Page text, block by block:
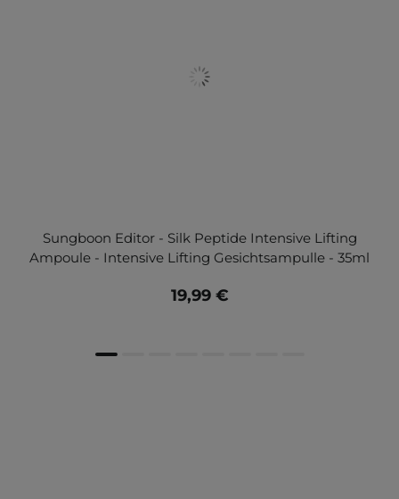
Sungboon Editor - Silk Peptide Intensive Lifting
Ampoule - Intensive Lifting Gesichtsampulle - 35ml
19,99 €